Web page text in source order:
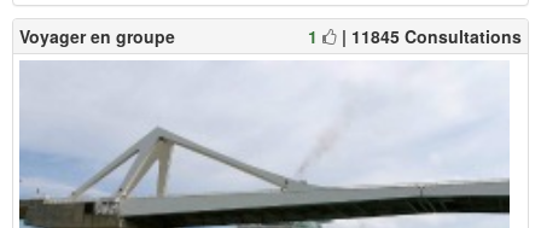
Voyager en groupe 1 | 11845 Consultations